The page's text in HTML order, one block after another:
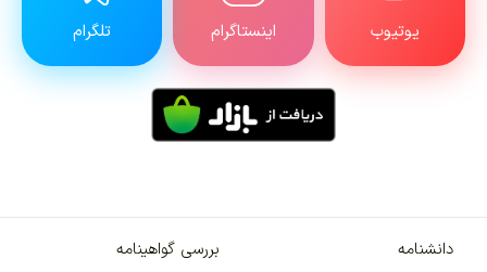
یوتیوب اینستاگرام تلگرام
دانشنامه بررسی گواهینامه